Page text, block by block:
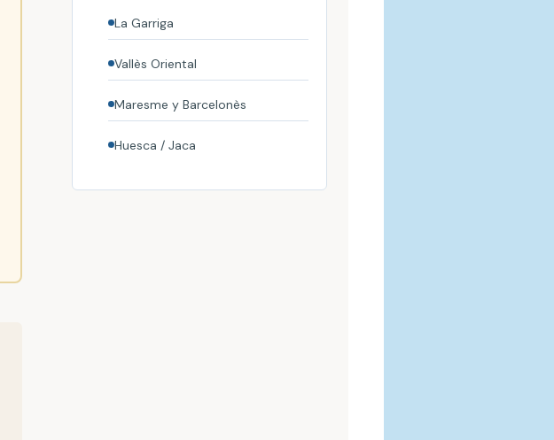
La Garriga
Vallès Oriental
Maresme y Barcelonès
Huesca / Jaca